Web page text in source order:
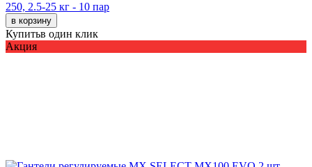
250, 2.5-25 кг - 10 пар
в корзину
Купитьв один клик
Акция